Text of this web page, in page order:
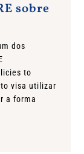
sobre
dos
to
visa utilizar
a forma